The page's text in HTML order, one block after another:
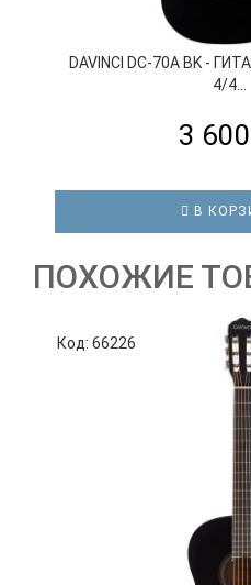
DAVINCI DC-70A BK -
4/4...
3
В
ПОХОЖИЕ
Код: 66226